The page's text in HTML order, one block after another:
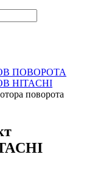
ПОВОРОТА
HITACHI
поворота